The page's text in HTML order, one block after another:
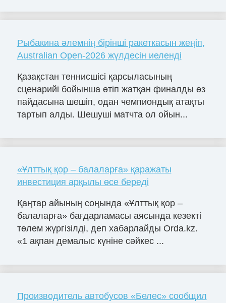
Рыбакина әлемнің бірінші ракеткасын жеңіп,
Australian Open-2026 жүлдесін иеленді
Қазақстан теннисшісі қарсыласының
сценарийі бойынша өтіп жатқан финалды өз
пайдасына шешіп, одан чемпиондық атақты
тартып алды. Шешуші матчта ол ойын...
«Ұлттық қор – балаларға» қаражаты
инвестиция арқылы өсе береді
Қаңтар айының соңында «Ұлттық қор –
балаларға» бағдарламасы аясында кезекті
төлем жүргізілді, деп хабарлайды Orda.kz.
«1 ақпан демалыс күніне сәйкес ...
Производитель автобусов «Белес» сообщил